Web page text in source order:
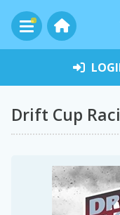
Drift Cup